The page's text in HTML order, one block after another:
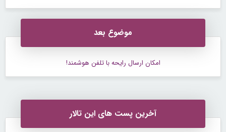
موضوع بعد
امکان ارسال رایحه با تلفن هوشمند!
آخرین پست های این تالار